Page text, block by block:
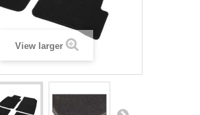
View larger